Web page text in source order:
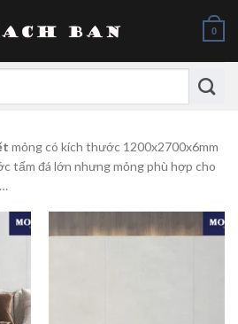
0
mỏng có kích thước 1200x2700x6mm
tấm đá lớn nhưng mỏng phù hợp cho